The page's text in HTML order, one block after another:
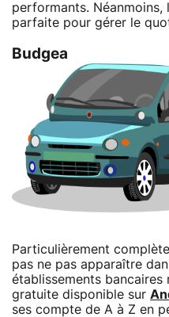
performants.
parfaite pour gérer le
Budgea
Particulièrement
pas ne pas apparaître
établissements
gratuite disponible sur
ses compte de A à Z en